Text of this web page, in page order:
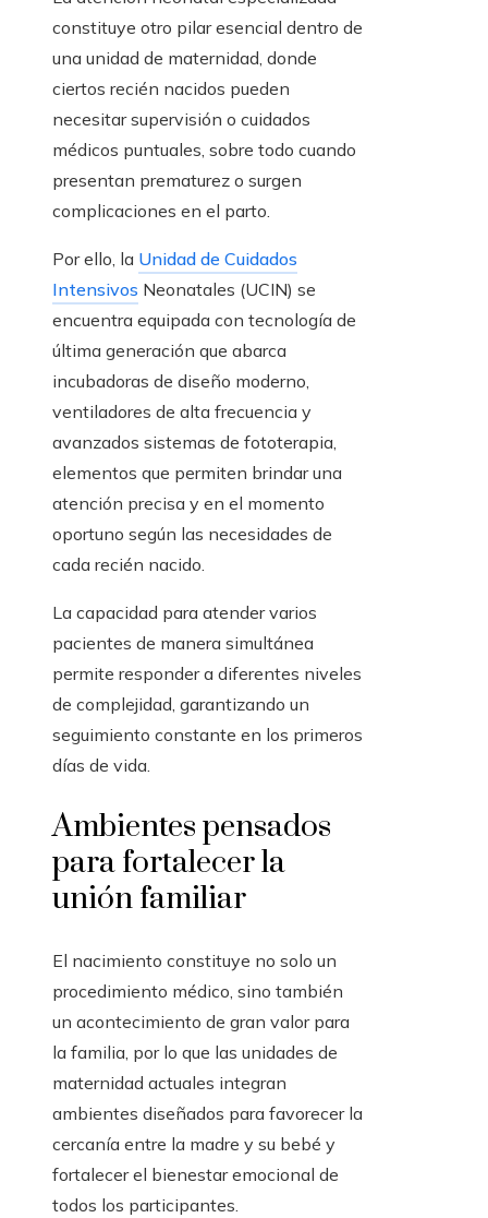
constituye otro pilar esencial dentro de
una unidad de maternidad, donde
ciertos recién nacidos pueden
necesitar supervisión o cuidados
médicos puntuales, sobre todo cuando
presentan prematurez o surgen
complicaciones en el parto.
Por ello, la Unidad de Cuidados
Intensivos Neonatales (UCIN) se
encuentra equipada con tecnología de
última generación que abarca
incubadoras de diseño moderno,
ventiladores de alta frecuencia y
avanzados sistemas de fototerapia,
elementos que permiten brindar una
atención precisa y en el momento
oportuno según las necesidades de
cada recién nacido.
La capacidad para atender varios
pacientes de manera simultánea
permite responder a diferentes niveles
de complejidad, garantizando un
seguimiento constante en los primeros
días de vida.
Ambientes pensados
para fortalecer la
unión familiar
El nacimiento constituye no solo un
procedimiento médico, sino también
un acontecimiento de gran valor para
la familia, por lo que las unidades de
maternidad actuales integran
ambientes diseñados para favorecer la
cercanía entre la madre y su bebé y
fortalecer el bienestar emocional de
todos los participantes.